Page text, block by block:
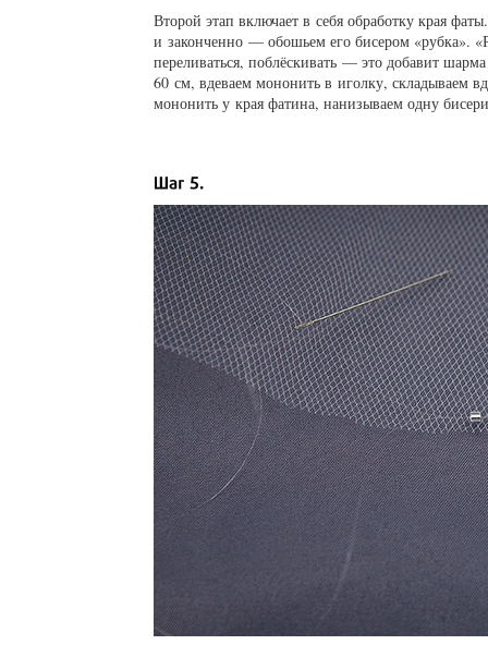
Второй этап включает в себя обработку края
и законченно — обошьем его бисером «рубка».
переливаться, поблёскивать — это добавит
60 см, вдеваем мононить в иголку, складываем
мононить у края фатина, нанизываем одну